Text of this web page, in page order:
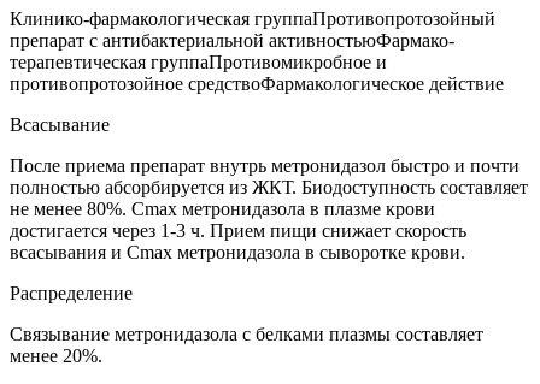
Клинико-фармакологическая группаПротивопротозойный
препарат с антибактериальной активностьюФармако-
терапевтическая группаПротивомикробное и
противопротозойное средствоФармакологическое действие
Всасывание
После приема препарат внутрь метронидазол быстро и почти
полностью абсорбируется из ЖКТ. Биодоступность составляет
не менее 80%. Cmax метронидазола в плазме крови
достигается через 1-3 ч. Прием пищи снижает скорость
всасывания и Cmax метронидазола в сыворотке крови.
Распределение
Связывание метронидазола с белками плазмы составляет
менее 20%.